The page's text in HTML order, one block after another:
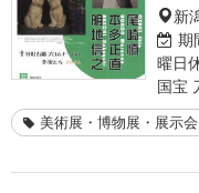
新
期
曜日
国宝
美術展・博物展・展示会